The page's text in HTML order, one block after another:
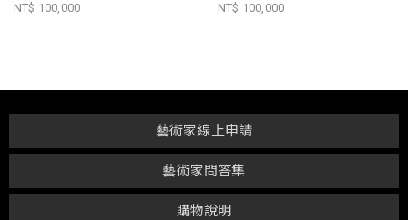
NT$ 100,000 NT$ 100,000
購物說明
藝術家問答集
藝術家線上申請